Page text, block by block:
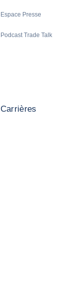
Espace Presse
Podcast Trade Talk
Carrières